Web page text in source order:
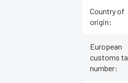
Country of
origin:
European
customs
number: